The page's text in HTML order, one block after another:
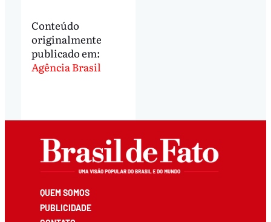
Conteúdo
originalmente
publicado em:
Agência Brasil
QUEM SOMOS
PUBLICIDADE